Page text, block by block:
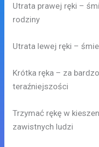
Utrata prawej ręki –
rodziny
Utrata lewej ręki –
Krótka ręka – za
teraźniejszości
Trzymać rękę w
zawistnych ludzi